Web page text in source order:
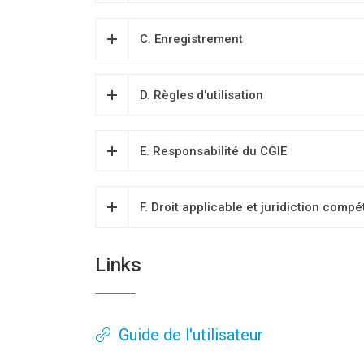
C. Enregistrement
D. Règles d'utilisation
E. Responsabilité du CGIE
F. Droit applicable et juridiction
Links
Guide de l'utilisateur